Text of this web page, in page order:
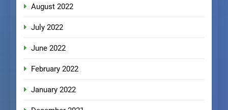
August 2022
July 2022
June 2022
February 2022
January 2022